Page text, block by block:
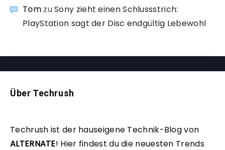
TomzuSony zieht einen Schlussstrich:
PlayStation sagt der Disc endgültig Lebewohl
Über Techrush
Techrush ist der hauseigene Technik-Blog von
ALTERNATE! Hier findest du die neuesten Trends